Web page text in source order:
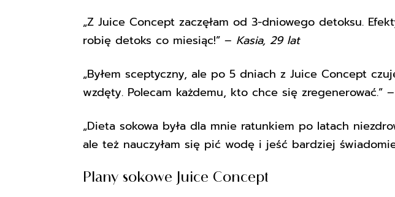
„Z Juice Concept zaczęłam od 3-dniowego detoksu.
robię detoks co miesiąc!” – Kasia, 29 lat
„Byłem sceptyczny, ale po 5 dniach z Juice Concept
wzdęty. Polecam każdemu, kto chce się zregenerować.” –
„Dieta sokowa była dla mnie ratunkiem po latach
ale też nauczyłam się pić wodę i jeść bardziej
Plany sokowe Juice Concept